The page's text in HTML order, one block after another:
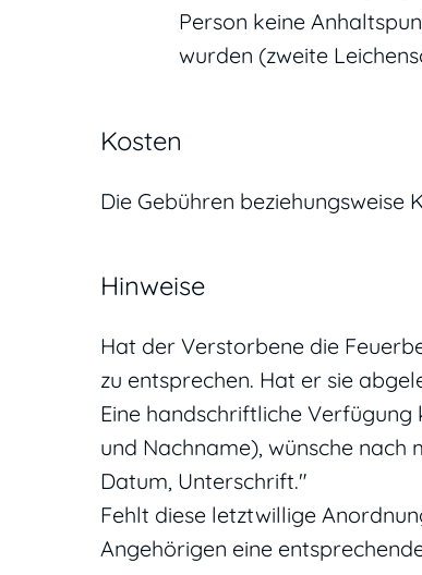
Person keine
wurden (zweite
Kosten
Die Gebühren beziehungsweise
Hinweise
Hat der Verstorbene die
zu entsprechen. Hat er sie
Eine handschriftliche
und Nachname), wünsche nach
Datum, Unterschrift."
Fehlt diese letztwillige
Angehörigen eine